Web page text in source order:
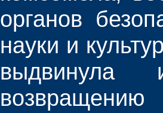
органов
науки и
выдвинула